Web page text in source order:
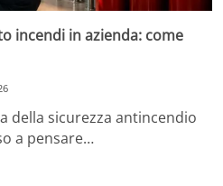
incendi in azienda: come
della sicurezza antincendio
a pensare…